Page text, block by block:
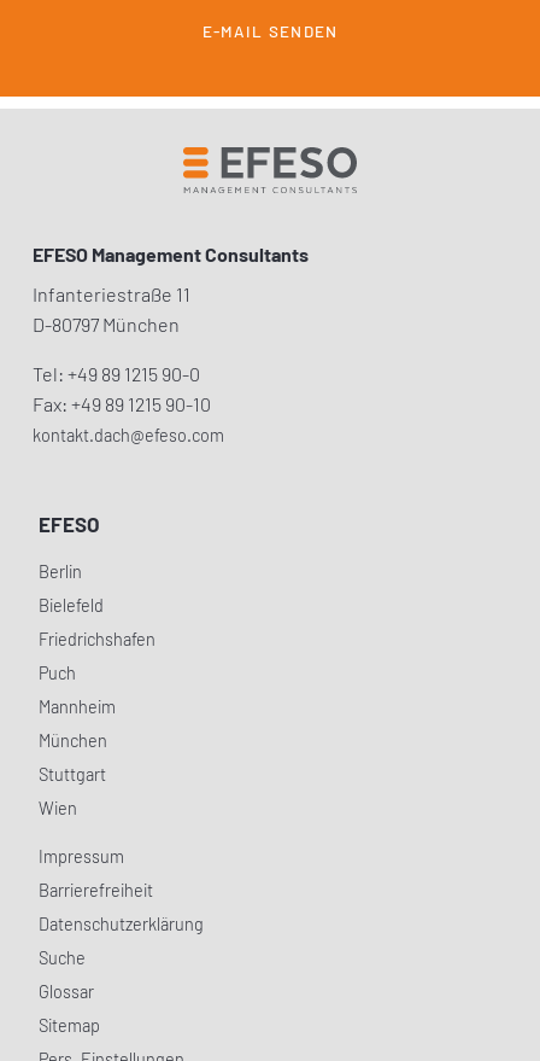
E-MAIL SENDEN
EFESO Management Consultants
Infanteriestraße 11
D-80797 München
Tel: +49 89 1215 90-0
Fax: +49 89 1215 90-10
kontakt.dach@efeso.com
EFESO
Berlin
Bielefeld
Friedrichshafen
Puch
Mannheim
München
Stuttgart
Wien
Impressum
Barrierefreiheit
Datenschutzerklärung
Suche
Glossar
Sitemap